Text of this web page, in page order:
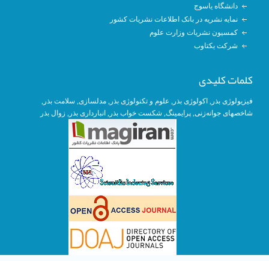
دانشگاه یاسوج
نمایه نشریه در بانک اطلاعات نشریات کشور
کمسیون نشریات وزارت علوم
شرکت یکتاوب
کلمات کلیدی
فیزیولوژی بذر, اکولوژی بذر, علوم و تکنولوژی بذر, مدلسازی, سلامت بذر,
شاخصهای جوانه‌زنی,پرایمینگ, شکست خواب بذر, انبارداری بذر, زوال بذر